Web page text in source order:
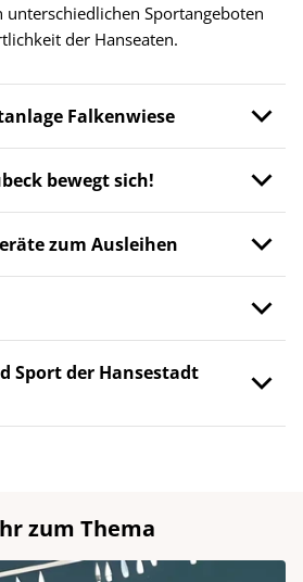
unterschiedlichen Sportangeboten
der Hanseaten.
Falkenwiese
bewegt sich!
zum Ausleihen
Sport der Hansestadt
zum Thema